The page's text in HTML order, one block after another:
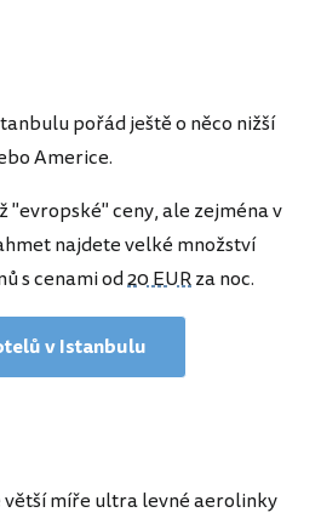
pořád ještě o něco nižší
Americe.
"evropské" ceny, ale zejména v
najdete velké množství
s cenami od20 EURza noc.
v Istanbulu
míře ultra levné aerolinky